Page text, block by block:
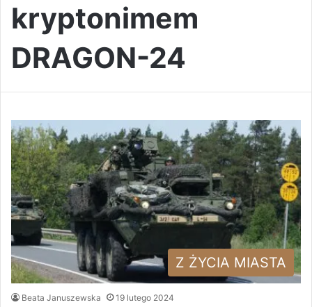
kryptonimem
DRAGON-24
Z ŻYCIA MIASTA
Beata Januszewska 19 lutego 2024